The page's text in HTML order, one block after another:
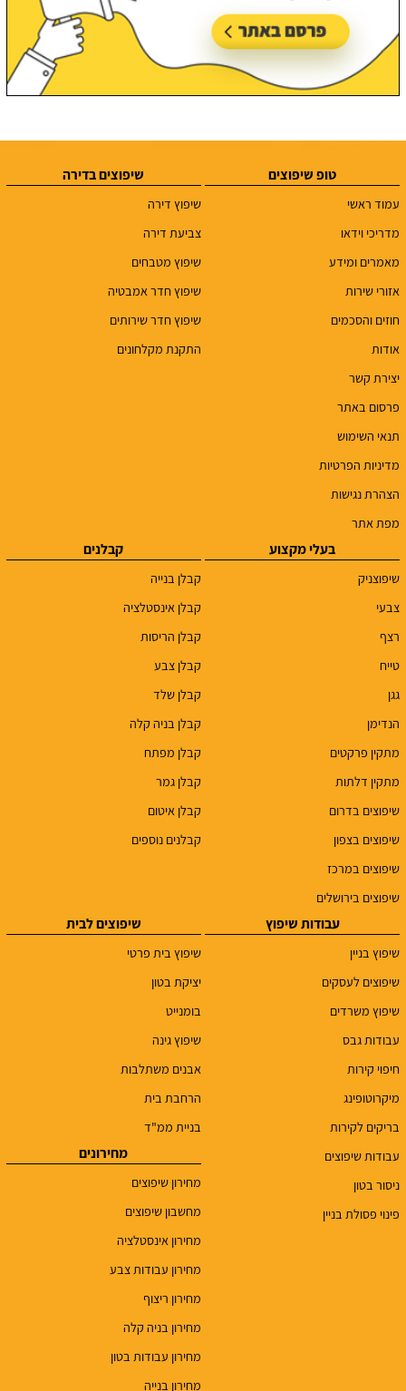
טופ שיפוצים
עמוד ראשי
מדריכי וידאו
מאמרים ומידע
אזורי שירות
חוזים והסכמים
אודות
יצירת קשר
פרסום באתר
תנאי השימוש
מדיניות הפרטיות
הצהרת נגישות
מפת אתר
שיפוצים בדירה
שיפוץ דירה
צביעת דירה
שיפוץ מטבחים
שיפוץ חדר אמבטיה
שיפוץ חדר שירותים
התקנת מקלחונים
בעלי מקצוע
שיפוצניק
צבעי
רצף
טייח
גגן
הנדימן
מתקין פרקטים
מתקין דלתות
שיפוצים בדרום
שיפוצים בצפון
שיפוצים במרכז
שיפוצים בירושלים
קבלנים
קבלן בנייה
קבלן אינסטלציה
קבלן הריסות
קבלן צבע
קבלן שלד
קבלן בניה קלה
קבלן מפתח
קבלן גמר
קבלן איטום
קבלנים נוספים
עבודות שיפוץ
שיפוץ בניין
שיפוצים לעסקים
שיפוץ משרדים
עבודות גבס
חיפוי קירות
מיקרוטופינג
בריקים לקירות
עבודות שיפוצים
ניסור בטון
פינוי פסולת בניין
שיפוצים לבית
שיפוץ בית פרטי
יציקת בטון
בומנייט
שיפוץ גינה
אבנים משתלבות
הרחבת בית
בניית ממ"ד
מחירונים
מחירון שיפוצים
מחשבון שיפוצים
מחירון אינסטלציה
מחירון עבודות צבע
מחירון ריצוף
מחירון בניה קלה
מחירון עבודות בטון
מחירון בנייה